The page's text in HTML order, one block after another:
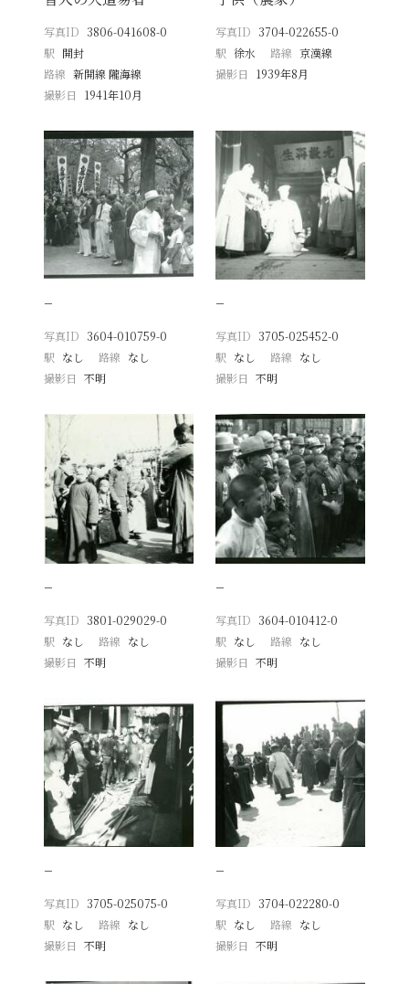
写真ID 3806-041608-0
駅 開封
路線 新開線 隴海線
撮影日
1941年10月
写真ID 3704-022655-0
駅 徐水 路線 京漢線
撮影日
1939年8月
−
写真ID 3604-010759-0
駅 なし 路線 なし
撮影日
不明
−
写真ID 3705-025452-0
駅 なし 路線 なし
撮影日 不明
−
写真ID 3801-029029-0
駅 なし 路線 なし
撮影日
不明
−
写真ID 3604-010412-0
駅 なし 路線 なし
撮影日 不明
−
写真ID 3705-025075-0
駅 なし 路線 なし
撮影日
不明
−
写真ID 3704-022280-0
駅 なし 路線 なし
撮影日 不明